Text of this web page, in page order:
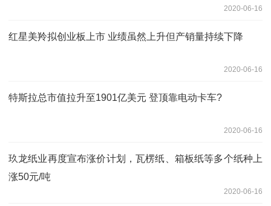
2020-06-16
红星美羚拟创业板上市 业绩虽然上升但产销量持续下降
2020-06-16
特斯拉总市值拉升至1901亿美元 登顶靠电动卡车?
2020-06-16
玖龙纸业再度宣布涨价计划，瓦楞纸、箱板纸等多个纸种上
涨50元/吨
2020-06-16